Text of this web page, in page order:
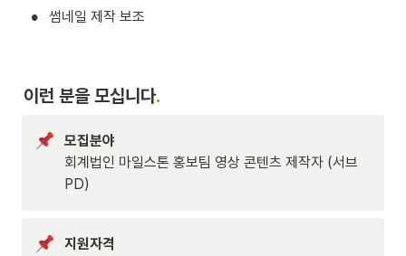
• 썸네일 제작 보조
이런 분을 모십니다.
모집분야
회계법인 마일스톤 홍보팀 영상 콘텐츠 제작자 (서브
PD)
지원자격